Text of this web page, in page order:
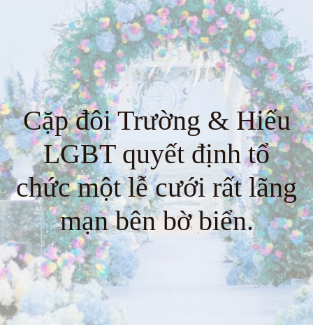
Cặp đôi Trường & Hiếu
LGBT quyết định tổ
chức một lễ cưới rất lãng
mạn bên bờ biển.